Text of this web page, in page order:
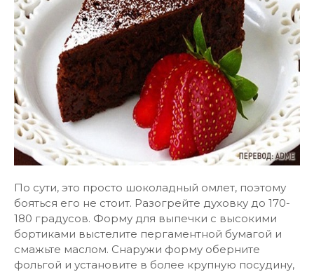
По сути, это просто шоколадный омлет, поэтому
бояться его не стоит. Разогрейте духовку до 170-
180 градусов. Форму для выпечки с высокими
бортиками выстелите пергаментной бумагой и
смажьте маслом. Снаружи форму оберните
фольгой и установите в более крупную посудину,